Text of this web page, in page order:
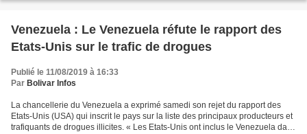
Venezuela : Le Venezuela réfute le rapport des
Etats-Unis sur le trafic de drogues
Publié le 11/08/2019 à 16:33
Par Bolivar Infos
La chancellerie du Venezuela a exprimé samedi son rejet du rapport des
Etats-Unis (USA) qui inscrit le pays sur la liste des principaux producteurs et
trafiquants de drogues illicites. « Les Etats-Unis ont inclus le Venezuela dans